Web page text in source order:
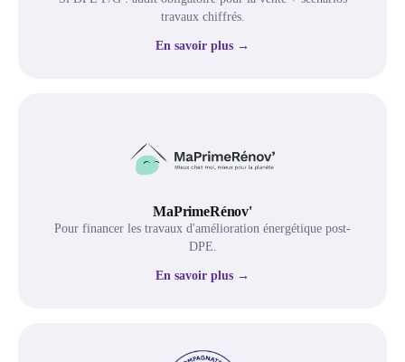
travaux chiffrés.
En savoir plus →
MaPrimeRénov'
Pour financer les travaux d'amélioration énergétique post-
DPE.
En savoir plus →